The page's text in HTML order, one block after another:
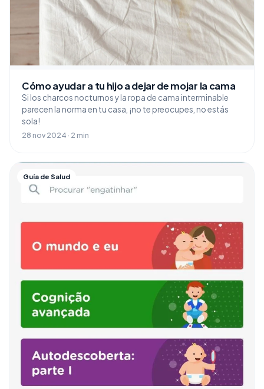
Cómo ayudar a tu hijo a dejar de mojar la cama
Si los charcos nocturnos y la ropa de cama interminable
parecen la norma en tu casa, ¡no te preocupes, no estás
sola!
28 nov 2024 · 2 min
Guía de Salud